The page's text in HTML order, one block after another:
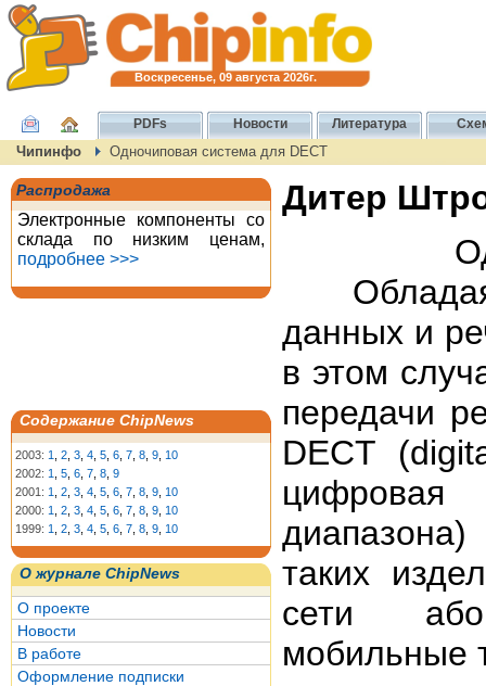
Воскресенье, 09 августа 2026г.
PDFs Новости Литература
Чипинфо Одночиповая система для DECT
Распродажа
Электронные компоненты со
склада по низким ценам,
подробнее >>>
Содержание ChipNews
2003: 1 2 3 4 5 6 7 8 9 10
2002: 1 5 6 7 8 9
2001: 1 2 3 4 5 6 7 8 9 10
2000: 1 2 3 4 5 6 7 8 9 10
1999: 1 2 3 4 5 6 7 8 9 10
О журнале ChipNews
О проекте
Новости
В работе
Оформление подписки
Дитер
Обладая
данных и
в этом
передачи
DECT
цифровая
таких
сети
мобильные